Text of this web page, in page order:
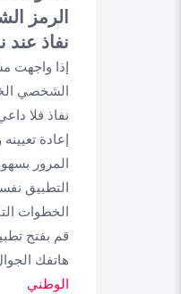
الرمز
نفاذ عند
إذا واجهت
الشخصي
نفاذ فلا
إعادة
المرور
التطبيق
الخطوات
قم بفتح
هاتفك
الوطني